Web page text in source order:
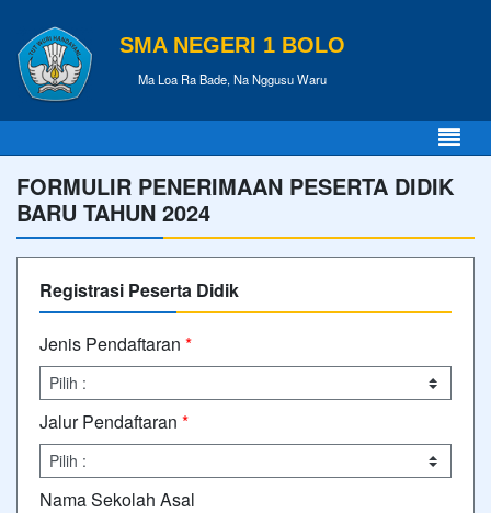
SMA NEGERI 1 BOLO
Ma Loa Ra Bade, Na Nggusu Waru
FORMULIR PENERIMAAN PESERTA DIDIK
BARU TAHUN 2024
Registrasi Peserta Didik
Jenis Pendaftaran *
Jalur Pendaftaran *
Nama Sekolah Asal